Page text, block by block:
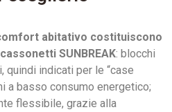
abitativo costituiscono
SUNBREAK: blocchi
indicati per le “case
a basso consumo energetico;
flessibile, grazie alla